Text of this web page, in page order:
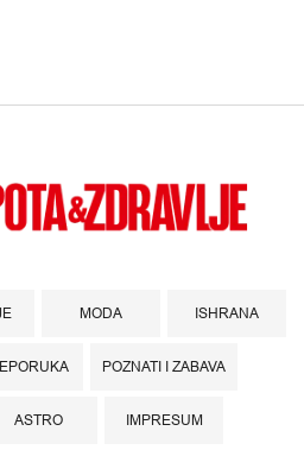
MODA ISHRANA
POZNATI I ZABAVA
ASTRO IMPRESUM